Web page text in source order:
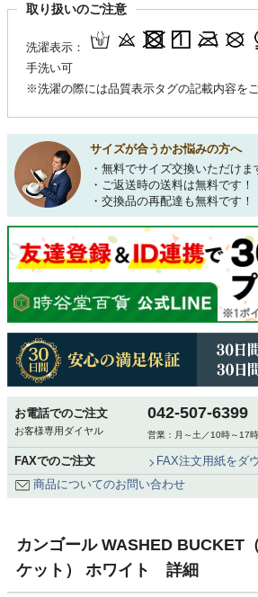
取り扱いのご注意
洗濯表示：
手洗い可
※洗濯の際には品質表示タグの記載内容をご
サイズが合うかお悩みの方へ
・無料でサイズ交換いただけま
・ご返送時の送料は無料です！
・交換品の再配達も無料です！
お電話でのご注文
お客様専用ダイヤル
042-507-6399
営業：月～土／10時～17
FAXでのご注文
FAX注文用紙をダ
商品についてのお問い合わせ
カンゴール WASHED BUCKET
ケット） ホワイト 詳細